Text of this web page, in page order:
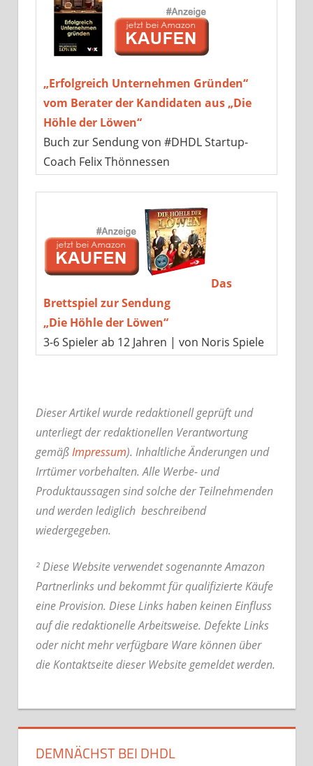
„Erfolgreich Unternehmen Gründen“
vom Berater der Kandidaten aus „Die
Höhle der Löwen“
Buch zur Sendung von #DHDL Startup-
Coach Felix Thönnessen
Das
Brettspiel zur Sendung
„Die Höhle der Löwen“
3-6 Spieler ab 12 Jahren | von Noris Spiele
Dieser Artikel wurde redaktionell geprüft und
unterliegt der redaktionellen Verantwortung
gemäßImpressum). Inhaltliche Änderungen und
Irrtümer vorbehalten. Alle Werbe- und
Produktaussagen sind solche der Teilnehmenden
und werden lediglich beschreibend
wiedergegeben.
² Diese Website verwendet sogenannte Amazon
Partnerlinks und bekommt für qualifizierte Käufe
eine Provision. Diese Links haben keinen Einfluss
auf die redaktionelle Arbeitsweise. Defekte Links
oder nicht mehr verfügbare Ware können über
die Kontaktseite dieser Website gemeldet werden.
DEMNÄCHST BEI DHDL